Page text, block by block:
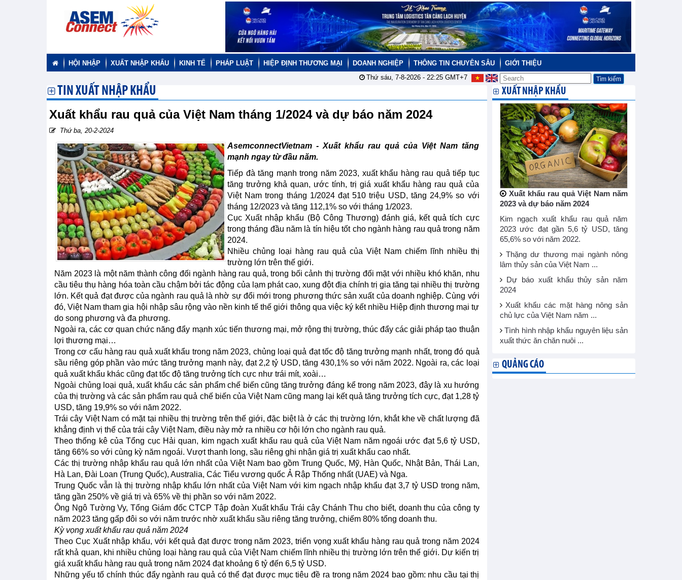
HỘI NHẬP XUẤT NHẬP KHẨU KINH TẾ PHÁP LUẬT HIỆP ĐỊNH THƯƠNG MẠI DOANH NGHIỆP THÔNG TIN CHUYÊN SÂU
GIỚI THIỆU
Thứ sáu, 7-8-2026 - 22:25GMT+7
TIN XUẤT NHẬP KHẨU
Xuất khẩu rau quả của Việt Nam tháng 1/2024 và dự báo năm 2024
Thứ ba, 20-2-2024
AsemconnectVietnam - Xuất khẩu rau quả của Việt Nam tăng
mạnh ngay từ đầu năm.
Tiếp đà tăng mạnh trong năm 2023, xuất khẩu hàng rau quả tiếp tục
tăng trưởng khả quan, ước tính, trị giá xuất khẩu hàng rau quả của
Việt Nam trong tháng 1/2024 đạt 510 triệu USD, tăng 24,9% so với
tháng 12/2023 và tăng 112,1% so với tháng 1/2023.
Cục Xuất nhập khẩu (Bộ Công Thương) đánh giá, kết quả tích cực
trong tháng đầu năm là tín hiệu tốt cho ngành hàng rau quả trong năm
2024.
Nhiều chủng loại hàng rau quả của Việt Nam chiếm lĩnh nhiều thị
trường lớn trên thế giới.
Năm 2023 là một năm thành công đối ngành hàng rau quả, trong bối cảnh thị trường đối mặt với nhiều khó khăn, nhu
cầu tiêu thụ hàng hóa toàn cầu chậm bởi tác động của lạm phát cao, xung đột địa chính trị gia tăng tại nhiều thị trường
lớn. Kết quả đạt được của ngành rau quả là nhờ sự đổi mới trong phương thức sản xuất của doanh nghiệp. Cùng với
đó, Việt Nam tham gia hội nhập sâu rộng vào nền kinh tế thế giới thông qua việc ký kết nhiều Hiệp định thương mại tự
do song phương và đa phương.
Ngoài ra, các cơ quan chức năng đẩy mạnh xúc tiến thương mại, mở rộng thị trường, thúc đẩy các giải pháp tạo thuận
lợi thương mại…
Trong cơ cấu hàng rau quả xuất khẩu trong năm 2023, chủng loại quả đạt tốc độ tăng trưởng mạnh nhất, trong đó quả
sầu riêng góp phần vào mức tăng trưởng mạnh này, đạt 2,2 tỷ USD, tăng 430,1% so với năm 2022. Ngoài ra, các loại
quả xuất khẩu khác cũng đạt tốc độ tăng trưởng tích cực như trái mít, xoài…
Ngoài chủng loại quả, xuất khẩu các sản phẩm chế biến cũng tăng trưởng đáng kể trong năm 2023, đây là xu hướng
của thị trường và các sản phẩm rau quả chế biến của Việt Nam cũng mang lại kết quả tăng trưởng tích cực, đạt 1,28 tỷ
USD, tăng 19,9% so với năm 2022.
Trái cây Việt Nam có mặt tại nhiều thị trường trên thế giới, đặc biệt là ở các thị trường lớn, khắt khe về chất lượng đã
khẳng định vị thế của trái cây Việt Nam, điều này mở ra nhiều cơ hội lớn cho ngành rau quả.
Theo thống kê của Tổng cục Hải quan, kim ngạch xuất khẩu rau quả của Việt Nam năm ngoái ước đạt 5,6 tỷ USD,
tăng 66% so với cùng kỳ năm ngoái. Vượt thanh long, sầu riêng ghi nhận giá trị xuất khẩu cao nhất.
Các thị trường nhập khẩu rau quả lớn nhất của Việt Nam bao gồm Trung Quốc, Mỹ, Hàn Quốc, Nhật Bản, Thái Lan,
Hà Lan, Đài Loan (Trung Quốc), Australia, Các Tiểu vương quốc Ả Rập Thống nhất (UAE) và Nga.
Trung Quốc vẫn là thị trường nhập khẩu lớn nhất của Việt Nam với kim ngạch nhập khẩu đạt 3,7 tỷ USD trong năm,
tăng gần 250% về giá trị và 65% về thị phần so với năm 2022.
Ông Ngô Tường Vy, Tổng Giám đốc CTCP Tập đoàn Xuất khẩu Trái cây Chánh Thu cho biết, doanh thu của công ty
năm 2023 tăng gấp đôi so với năm trước nhờ xuất khẩu sầu riêng tăng trưởng, chiếm 80% tổng doanh thu.
Kỳ vọng xuất khẩu rau quả năm 2024
Theo Cục Xuất nhập khẩu, với kết quả đạt được trong năm 2023, triển vọng xuất khẩu hàng rau quả trong năm 2024
rất khả quan, khi nhiều chủng loại hàng rau quả của Việt Nam chiếm lĩnh nhiều thị trường lớn trên thế giới. Dự kiến trị
giá xuất khẩu hàng rau quả trong năm 2024 đạt khoảng 6 tỷ đến 6,5 tỷ USD.
Những yếu tố chính thúc đẩy ngành rau quả có thể đạt được mục tiêu đề ra trong năm 2024 bao gồm: nhu cầu tại thị
XUẤT NHẬP KHẨU
Xuất khẩu rau quả Việt Nam năm
2023 và dự báo năm 2024
Kim ngạch xuất khẩu rau quả năm
2023 ước đạt gần 5,6 tỷ USD, tăng
65,6% so với năm 2022.
Thặng dư thương mại ngành nông
lâm thủy sản của Việt Nam ...
Dự báo xuất khẩu thủy sản năm
2024
Xuất khẩu các mặt hàng nông sản
chủ lực của Việt Nam năm ...
Tình hình nhập khẩu nguyên liệu sản
xuất thức ăn chăn nuôi ...
QUẢNG CÁO